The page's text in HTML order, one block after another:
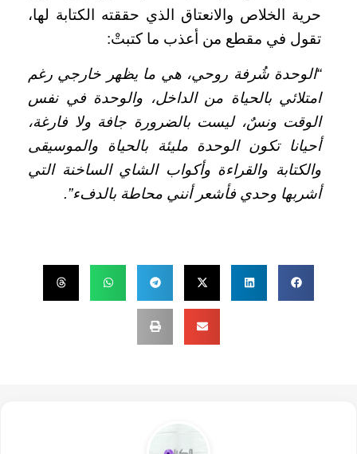
حرية الخلاص والانعتاق الذي حققته الكتابة لها،
تقول في مقطع من أعذب ما كتبتْ:
“الوحدة شُرفة روحي، هي ما يظهر خارجي رغم
امتلائي بالحياة من الداخل، والوحدة في نفس
الوقت ونسٌ، ليست بالضرورة جافة ولا فارغة،
أحيانا تكون الوحدة مليئة بالحياة والموسيقى
والكتابة والقراءة وأكواب الشاي الساخنة التي
أشربها وحدي فأشعر أنني محاطة بالدفء”.